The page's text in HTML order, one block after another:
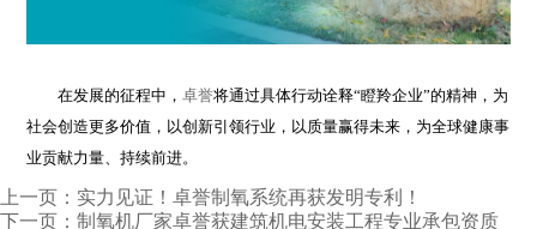
在发展的征程中， 卓誉将通过具体行动诠释“瞪羚企业”的精神，为
社会创造更多价值，以创新引领行业，以质量赢得未来，为全球健康事
业贡献力量、持续前进。
上一页： 实力见证！卓誉制氧系统再获发明专利！
下一页： 制氧机厂家卓誉获建筑机电安装工程专业承包资质